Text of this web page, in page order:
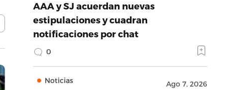
AAA y SJ acuerdan nuevas
estipulaciones y cuadran
notificaciones por chat
0
Noticias Ago 7, 2026